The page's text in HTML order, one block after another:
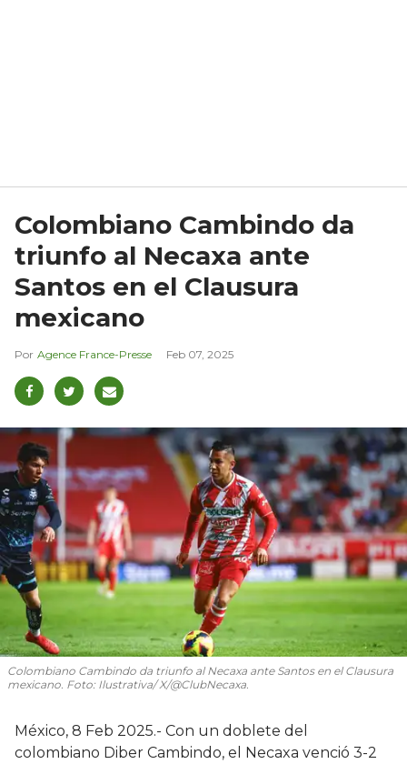
Colombiano Cambindo da
triunfo al Necaxa ante
Santos en el Clausura
mexicano
Agence France-Presse Feb 07, 2025
Colombiano Cambindo da triunfo al Necaxa ante Santos en el Clausura
mexicano. Foto: Ilustrativa/ X/@ClubNecaxa.
México, 8 Feb 2025.- Con un doblete del
colombiano Diber Cambindo, el Necaxa venció 3-2